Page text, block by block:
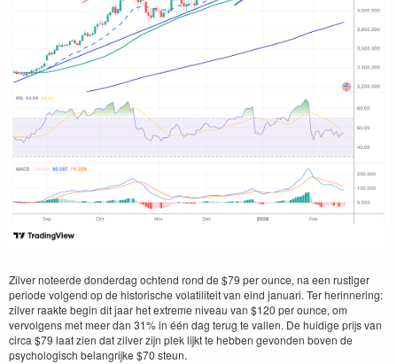
Zilver noteerde donderdag ochtend rond de $79 per ounce, na een rustiger
periode volgend op de historische volatiliteit van eind januari. Ter herinnering:
zilver raakte begin dit jaar het extreme niveau van $120 per ounce, om
vervolgens met meer dan 31% in één dag terug te vallen. De huidige prijs van
circa $79 laat zien dat zilver zijn plek lijkt te hebben gevonden boven de
psychologisch belangrijke $70 steun.